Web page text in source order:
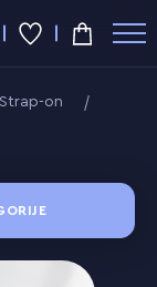
Strap-on